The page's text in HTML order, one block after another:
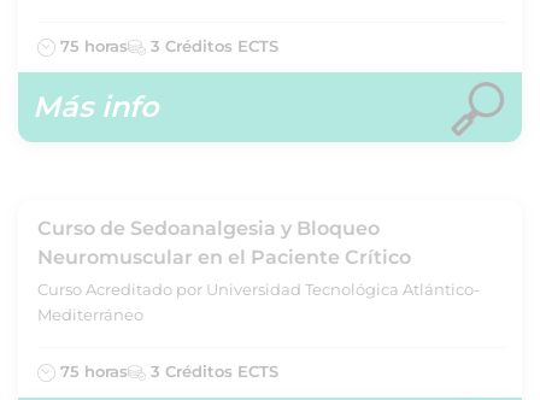
75 horas 3 Créditos ECTS
Más info
Curso de Sedoanalgesia y Bloqueo
Neuromuscular en el Paciente Crítico
Curso Acreditado por Universidad Tecnológica Atlántico-
Mediterráneo
75 horas 3 Créditos ECTS